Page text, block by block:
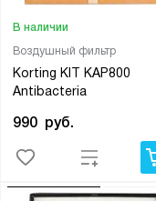
Воздушный фильтр
Korting KIT KAP800
Antibacteria
В наличии
990 руб.